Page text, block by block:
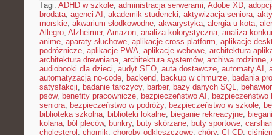
Tagi: ADHD w szkole, administracja serwerami, Adobe XD,
brodata, agenci AI , akademik studencki, aktywizacja seniora,
morskie, akwarium słodkowodne, akwarystyka, alergia u kota,
Allegro, Alzheimer, Amazon, analiza kolorystyczna, analiza
anime, aparaty słuchowe, aplikacje cross-platform, aplikacje
podróżnicze, aplikacje PWA, aplikacje webowe, architektura
architektura drewniana, architektura systemów, archiwa rodzinne,
audiobooki dla dzieci, audyt SEO, auta dostawcze, automaty AI ,
automatyzacja no-code, backend, backup w chmurze, badania
satysfakcji, badanie tarczycy, barber, bazy danych SQL,
psów, benefity pracownicze, bezpieczeństwo AI , bezpieczeństwo
seniora, bezpieczeństwo w podróży, bezpieczeństwo w szkole,
biblioteka szkolna, biblioteki lokalne, bieganie rekreacyjne,
kolana, ból pleców, bunkry, buty skórzane, buty sportowe,
cholesterol , chomik, choroby odkleszczowe, chóry, CI CD,